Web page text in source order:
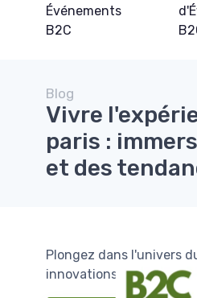
Événements
B2C
Blog
Vivre
paris :
et des
Plongez dans l'univers
innovations au parc des